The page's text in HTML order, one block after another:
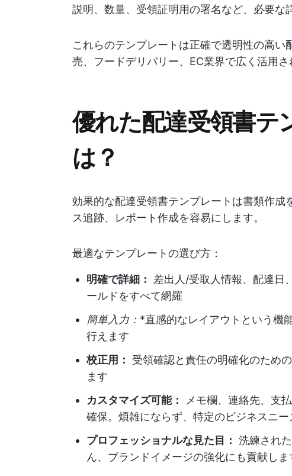
説明、数量、受領証明用の署名など、必要な
これらのテンプレートは正確で透明性の高
売、フードデリバリー、EC業界で広く活用さ
優れた配達受領書テ
は？
効果的な配達受領書テンプレートは書類作
ス追跡、レポート作成を容易にします。
最適なテンプレートの選び方：
明確で詳細：
差出人/受取人情報、配達日
ールドをすべて網羅
簡単入力： *直感的なレイアウトという機
行えます
校正用：
受領確認と責任の明確化のため
ます
カスタマイズ可能：
メモ欄、連絡先、支
確保。煩雑にならず、特定のビジネスニー
プロフェッショナルな見た目： 洗練され
ん、ブランドイメージの強化にも貢献しま